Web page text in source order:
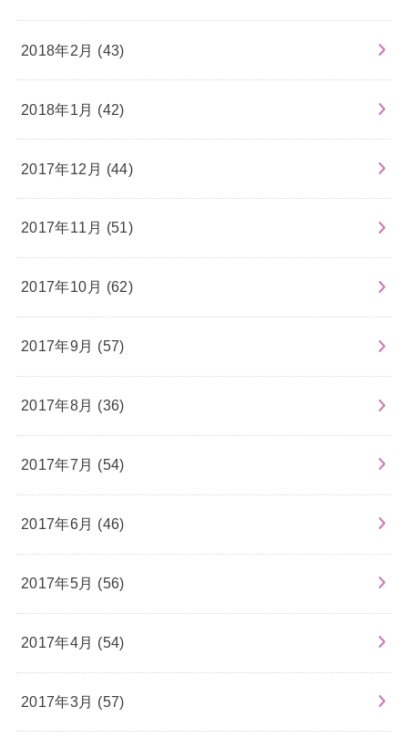
2018年2月 (43)
2018年1月 (42)
2017年12月 (44)
2017年11月 (51)
2017年10月 (62)
2017年9月 (57)
2017年8月 (36)
2017年7月 (54)
2017年6月 (46)
2017年5月 (56)
2017年4月 (54)
2017年3月 (57)